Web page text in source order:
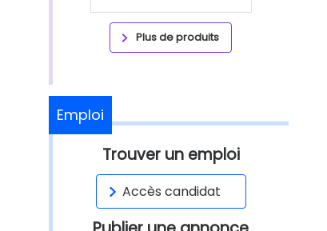
Plus de produits
Emploi
Trouver un emploi
Accès candidat